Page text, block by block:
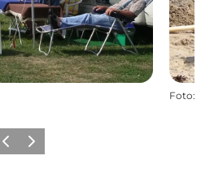
Foto:
ForrigeNæste